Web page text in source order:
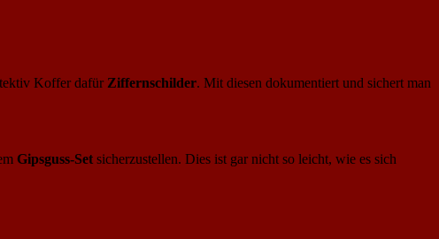
Koffer dafür Ziffernschilder. Mit diesen dokumentiert und sichert man
Gipsguss-Set sicherzustellen. Dies ist gar nicht so leicht, wie es sich